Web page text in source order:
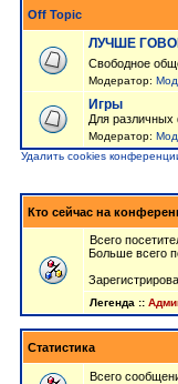
Off Topic
ЛУЧШЕ
Свободное
Модератор:
Игры
Для
Модератор:
Удалить cookies
Кто сейчас на
Всего
Больше всего
Легенда ::
Статистика
Всего